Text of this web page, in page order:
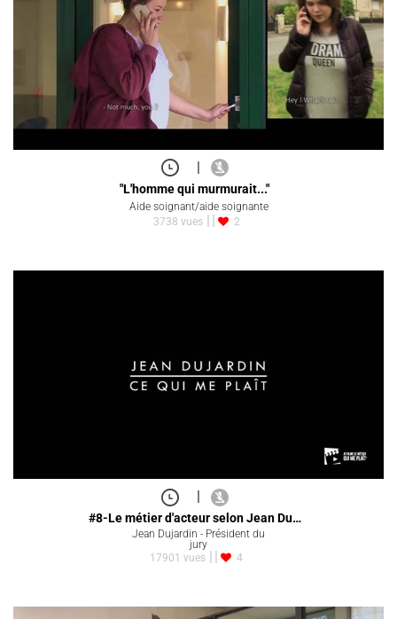
|
"L'homme qui murmurait..."
Aide soignant/aide soignante
3738 vues
2
#8-Le métier d'acteur selon Jean Du…
Jean Dujardin - Président du
jury
17901 vues
4